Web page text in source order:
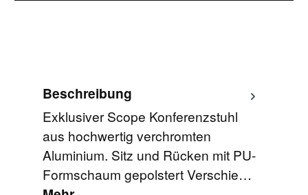
Beschreibung
Exklusiver Scope Konferenzstuhl
aus hochwertig verchromten
Aluminium. Sitz und Rücken mit PU-
Formschaum gepolstert Verschie…